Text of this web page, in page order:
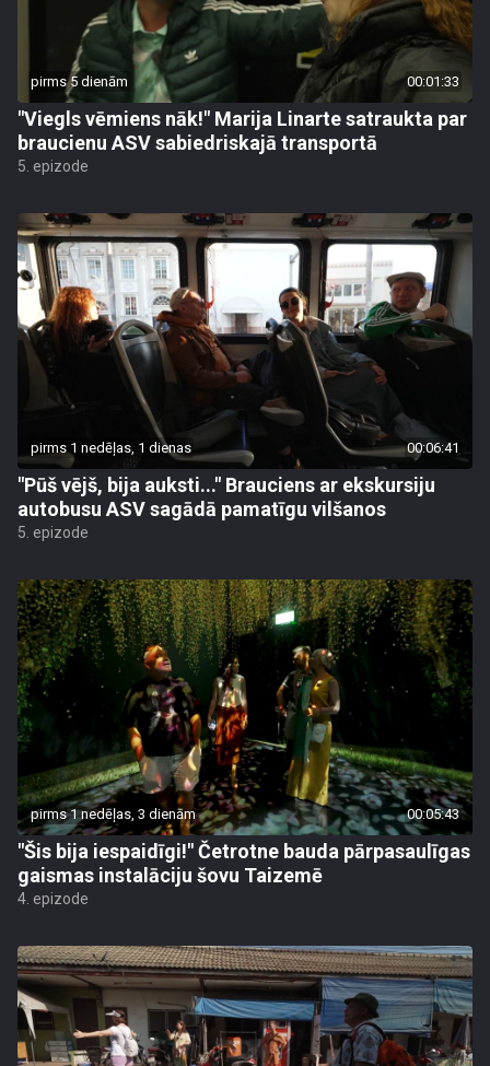
pirms 5 dienām 00:01:33
"Viegls vēmiens nāk!" Marija Linarte satraukta par
braucienu ASV sabiedriskajā transportā
5. epizode
pirms 1 nedēļas, 1 dienas 00:06:41
"Pūš vējš, bija auksti..." Brauciens ar ekskursiju
autobusu ASV sagādā pamatīgu vilšanos
5. epizode
pirms 1 nedēļas, 3 dienām 00:05:43
"Šis bija iespaidīgi!" Četrotne bauda pārpasaulīgas
gaismas instalāciju šovu Taizemē
4. epizode